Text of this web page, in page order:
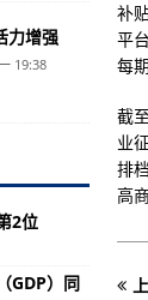
补
平
每
截
业
排
高
力增强
19:38
2位
GDP）同